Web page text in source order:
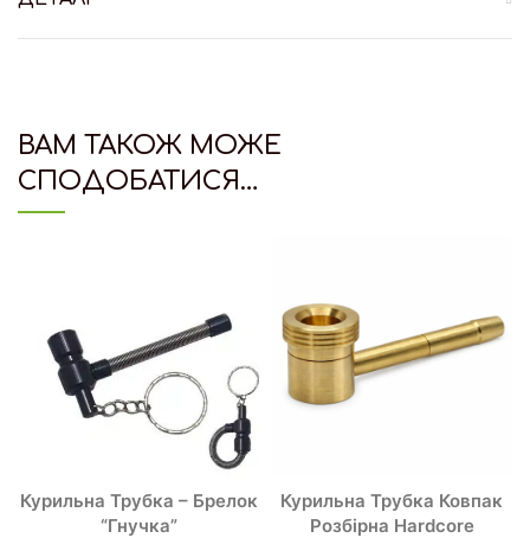
ВАМ ТАКОЖ МОЖЕ
СПОДОБАТИСЯ…
Курильна Трубка – Брелок
“Гнучка”
Курильна Трубка Ковпак
Розбірна Hardcore